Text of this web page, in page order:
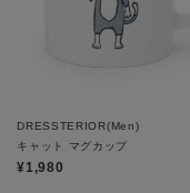
DRESSTERIOR(Men)
キャット マグカップ
¥1,980